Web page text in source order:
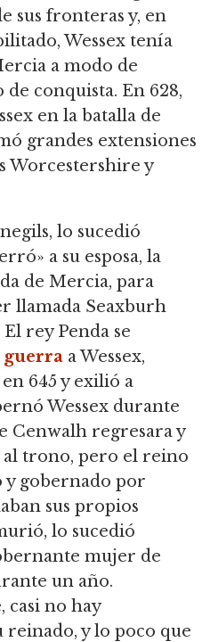
sus fronteras y, en
Wessex tenía
a modo de
de conquista. En 628,
en la batalla de
grandes extensiones
Worcestershire y
lo sucedió
a su esposa, la
de Mercia, para
llamada Seaxburh
El rey Penda se
guerra a Wessex,
645 y exilió a
Wessex durante
Cenwalh regresara y
al trono, pero el reino
y gobernado por
sus propios
lo sucedió
mujer de
un año.
casi no hay
y lo poco que